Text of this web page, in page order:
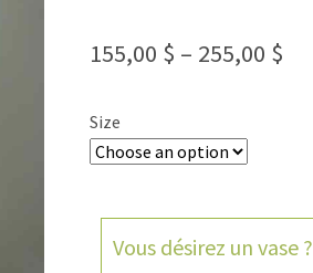
155,00 $ – 255,00 $
Size
Vous désirez un vase ?